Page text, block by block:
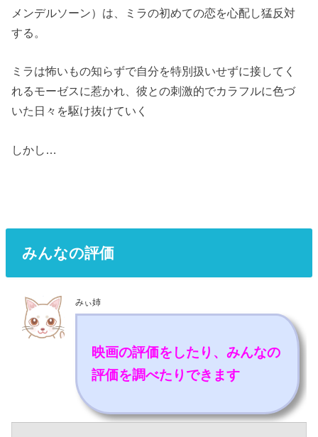
メンデルソーン）は、ミラの初めての恋を心配し猛反対
する。
ミラは怖いもの知らずで自分を特別扱いせずに接してく
れるモーゼスに惹かれ、彼との刺激的でカラフルに色づ
いた日々を駆け抜けていく
しかし…
みんなの評価
みぃ姉
映画の評価をしたり、みんなの
評価を調べたりできます